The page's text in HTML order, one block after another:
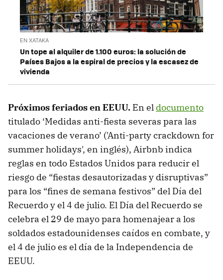
EN XATAKA
Un tope al alquiler de 1.100 euros: la solución de
Países Bajos a la espiral de precios y la escasez de
vivienda
Próximos feriados en EEUU. En el documento
titulado ‘Medidas anti-fiesta severas para las
vacaciones de verano’ ('Anti-party crackdown for
summer holidays', en inglés), Airbnb indica
reglas en todo Estados Unidos para reducir el
riesgo de “fiestas desautorizadas y disruptivas”
para los “fines de semana festivos” del Día del
Recuerdo y el 4 de julio. El Día del Recuerdo se
celebra el 29 de mayo para homenajear a los
soldados estadounidenses caídos en combate, y
el 4 de julio es el día de la Independencia de
EEUU.